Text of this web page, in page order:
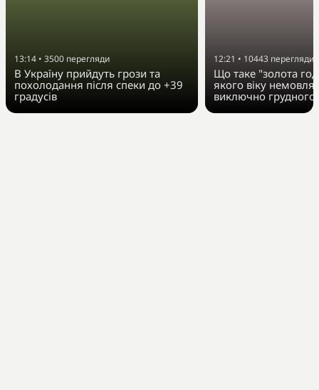
13:14 • 3500 перегляди
В Україну прийдуть грози та
похолодання після спеки до +39
градусів
12:21 • 10443 перегляди
Що таке "золота
якого віку немовля
виключно